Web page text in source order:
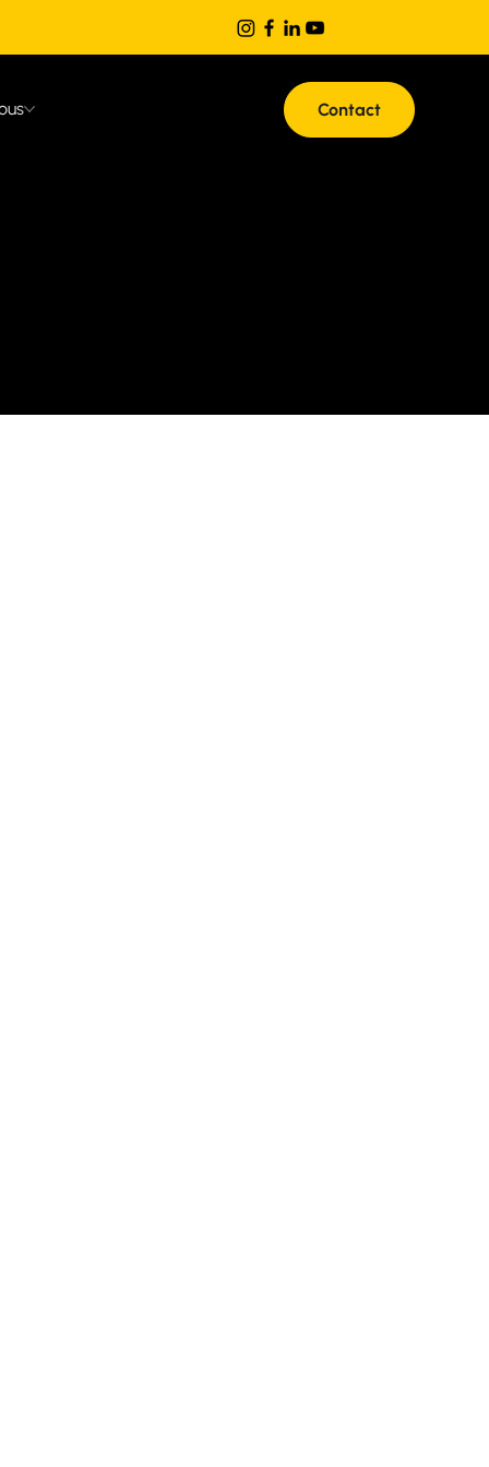
Contact